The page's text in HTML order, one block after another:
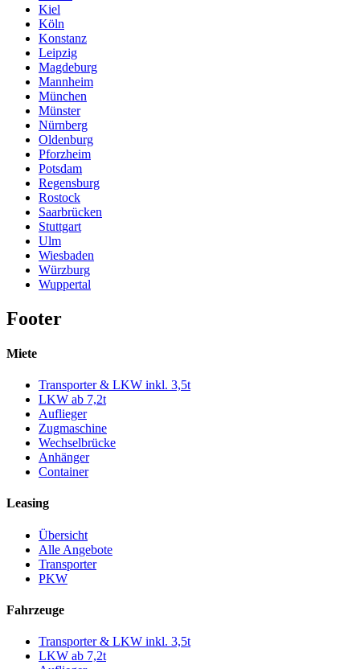
Kiel
Köln
Konstanz
Leipzig
Magdeburg
Mannheim
München
Münster
Nürnberg
Oldenburg
Pforzheim
Potsdam
Regensburg
Rostock
Saarbrücken
Stuttgart
Ulm
Wiesbaden
Würzburg
Wuppertal
Footer
Miete
Transporter & LKW inkl. 3,5t
LKW ab 7,2t
Auflieger
Zugmaschine
Wechselbrücke
Anhänger
Container
Leasing
Übersicht
Alle Angebote
Transporter
PKW
Fahrzeuge
Transporter & LKW inkl. 3,5t
LKW ab 7,2t